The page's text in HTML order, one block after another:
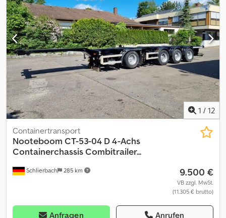
1 / 12
Schlierbach 285 km
Containertransport
Nooteboom CT-53-04 D 4-Achs
Containerchassis Combitrailer...
9.500 €
VB zzgl. MwSt.
(11.305 € brutto)
Anfragen Anrufen